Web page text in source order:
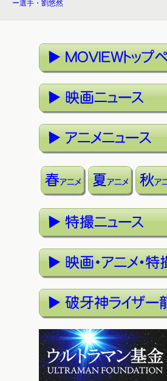
ー選手・劉悠然